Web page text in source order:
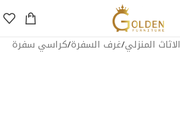
الاثاث المنزلي/غرف السفرة/كراسي سفرة